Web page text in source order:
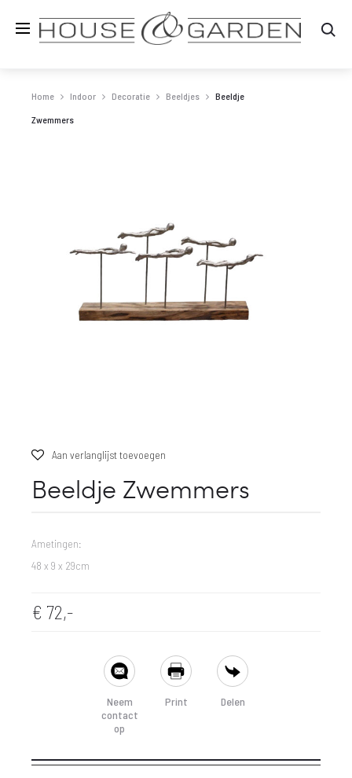
Home Indoor Decoratie Beeldjes Beeldje
Zwemmers
Aan verlanglijst toevoegen
Beeldje Zwemmers
Ametingen:
48 x 9 x 29cm
€ 72,-
Neem
contact
op
Print Delen